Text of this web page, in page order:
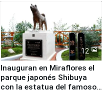
12
Inauguran en Miraflores el
parque japonés Shibuya
con la estatua del famoso